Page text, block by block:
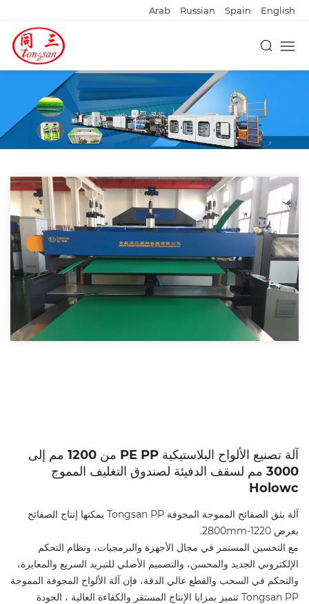
English
Spain
Russian
Arab
آلة تصنيع الألواح البلاستيكية PE PP من 1200 مم إلى
3000 مم لسقف الدفيئة لصندوق التغليف المموج
Holowc
آلة بثق الصفائح المموجة المجوفة Tongsan PP يمكنها إنتاج الصفائح
بعرض 1220-2800mm.
مع التحسين المستمر في مجال الأجهزة والبرمجيات، ونظام التحكم
الإلكتروني الجديد والمحسن، والتصميم الأصلي للتبريد السريع والمعايرة،
والتحكم في السحب والقطع عالي الدقة، فإن آلة الألواح المجوفة المموجة
Tongsan PP تتميز بمزايا الإنتاج المستقر والكفاءة العالية ، الجودة